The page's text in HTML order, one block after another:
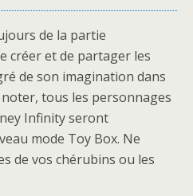
de la partie
créer et de partager les
de son imagination dans
tous les personnages
Infinity seront
mode Toy Box. Ne
de vos chérubins ou les